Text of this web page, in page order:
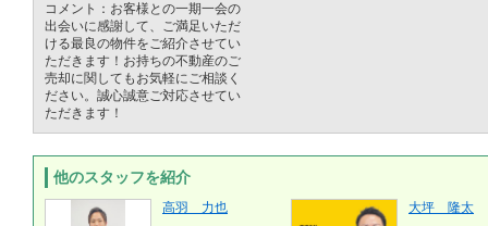
コメント：お客様との一期一会の
出会いに感謝して、ご満足いただ
ける最良の物件をご紹介させてい
ただきます！お持ちの不動産のご
売却に関してもお気軽にご相談く
ださい。誠心誠意ご対応させてい
ただきます！
他のスタッフを紹介
高羽 力也 大坪 隆太